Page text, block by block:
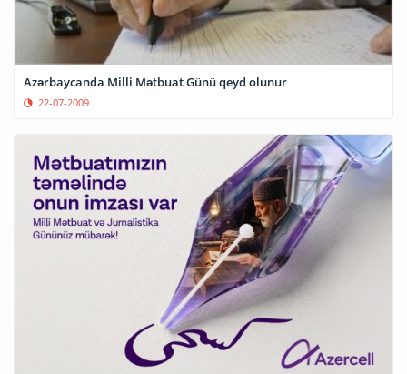
Azərbaycanda Milli Mətbuat Günü qeyd olunur
22-07-2009